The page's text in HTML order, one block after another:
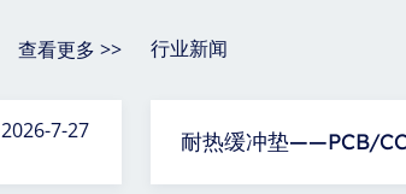
查看更多 >>
2026-7-27
行业新闻
耐热缓冲垫——PCB/